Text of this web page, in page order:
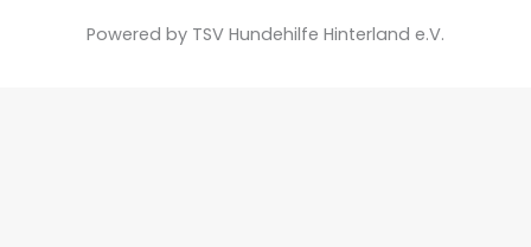
Powered by TSV Hundehilfe Hinterland e.V.